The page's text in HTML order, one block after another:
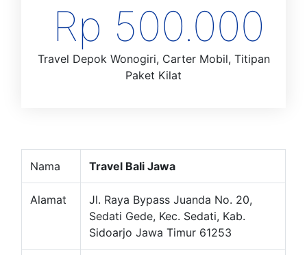
Rp 500.000
Travel Depok Wonogiri, Carter Mobil, Titipan
Paket Kilat
Nama Travel Bali Jawa
Alamat
Jl. Raya Bypass Juanda No. 20,
Sedati Gede, Kec. Sedati, Kab.
Sidoarjo Jawa Timur 61253